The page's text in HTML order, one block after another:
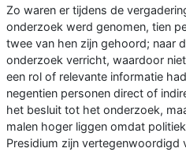
Zo waren er tijdens de
onderzoek werd genomen, tien
twee van hen zijn gehoord; naar
onderzoek verricht, waardoor
een rol of relevante informatie
negentien personen direct of
het besluit tot het onderzoek,
malen hoger liggen omdat
Presidium zijn